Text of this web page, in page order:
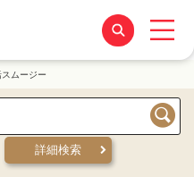
ムージー
検索
詳細検索